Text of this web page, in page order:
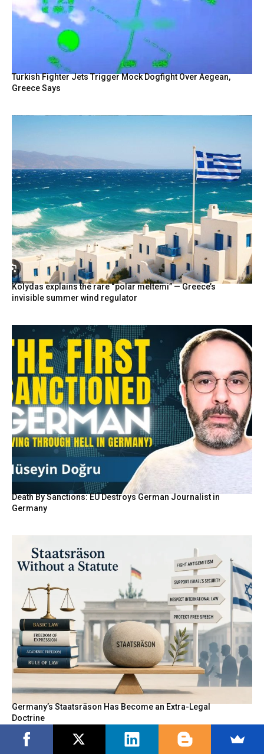
Turkish Fighter Jets Trigger Mock Dogfight Over Aegean,
Greece Says
Kolydas explains the rare “polar meltemi” — Greece’s
invisible summer wind regulator
Death By Sanctions: EU Destroys German Journalist in
Germany
Germany’s Staatsräson Has Become an Extra-Legal
Doctrine